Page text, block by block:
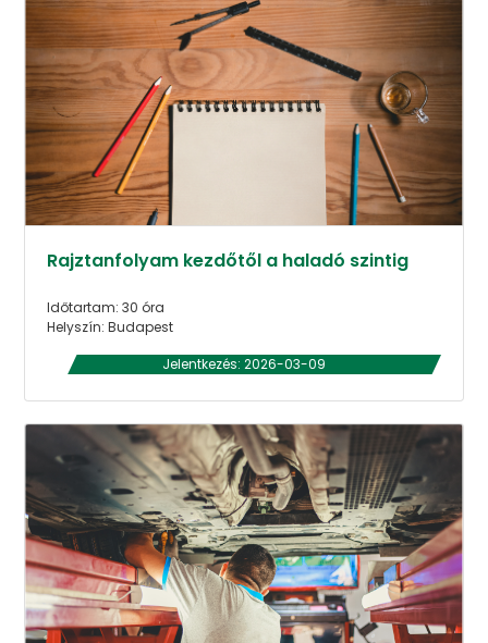
Rajztanfolyam kezdőtől a haladó szintig
Időtartam: 30 óra
Helyszín: Budapest
Jelentkezés: 2026-03-09